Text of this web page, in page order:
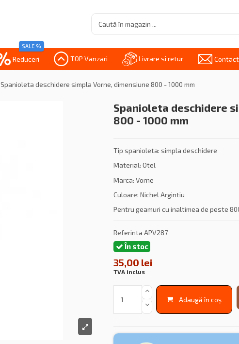
Reduceri
SALE %
TOP Vanzari Livrare si retur Contact
Spanioleta deschidere simpla Vorne, dimensiune 800 - 1000 mm
Spanioleta deschidere
800 - 1000 mm
Tip spanioleta: simpla deschidere
Material: Otel
Marca: Vorne
Culoare: Nichel Argintiu
Pentru geamuri cu inaltimea de peste
Referinta APV287
În stoc
35,00 lei
TVA inclus
Adaugă în coș